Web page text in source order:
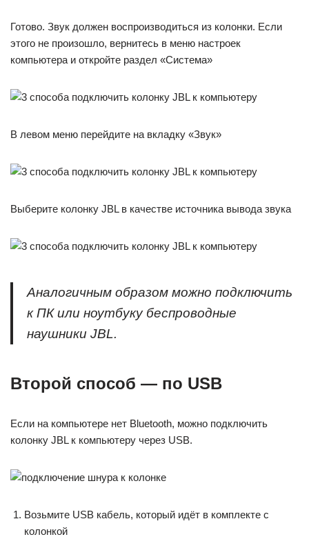
Готово. Звук должен воспроизводиться из колонки. Если
этого не произошло, вернитесь в меню настроек
компьютера и откройте раздел «Система»
В левом меню перейдите на вкладку «Звук»
Выберите колонку JBL в качестве источника вывода звука
Аналогичным образом можно подключить
к ПК или ноутбуку беспроводные
наушники JBL.
Второй способ — по USB
Если на компьютере нет Bluetooth, можно подключить
колонку JBL к компьютеру через USB.
Возьмите USB кабель, который идёт в комплекте с
колонкой